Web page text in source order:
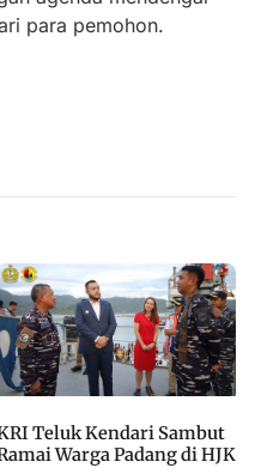
para pemohon.
Teluk Kendari Sambut
Warga Padang di HJK